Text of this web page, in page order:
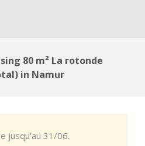
80 m² La rotonde
in Namur
jusqu'au 31/06.